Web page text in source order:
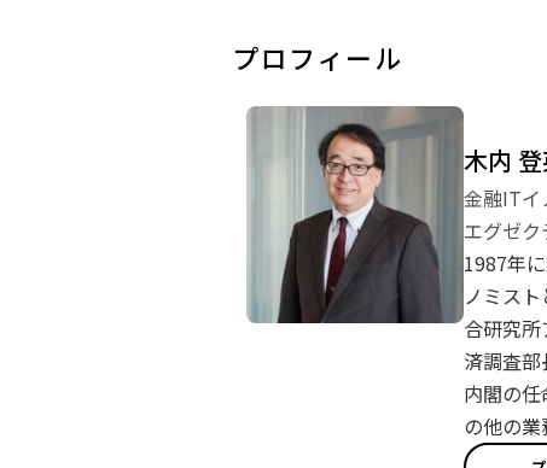
プロフィール
木内
金融ITイ
エグゼ
1987年
ノミス
合研究
済調査
内閣の
の他の業